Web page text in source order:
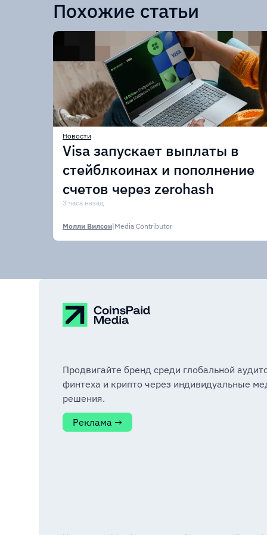
Похожие статьи
Новости
Visa запускает выплаты в
стейблкоинах и пополнение
счетов через zerohash
3 часа назад
Молли Вилсон|Media Contributor
Продвигайте бренд среди глобальной
финтеха и крипто через индивидуальные
решения.
Реклама →